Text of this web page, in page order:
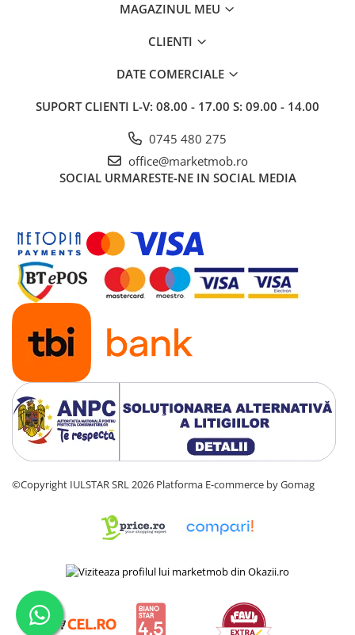
MAGAZINUL MEU
CLIENTI
DATE COMERCIALE
SUPORT CLIENTI L-V: 08.00 - 17.00 S: 09.00 - 14.00
0745 480 275
office@marketmob.ro
SOCIAL URMARESTE-NE IN SOCIAL MEDIA
©Copyright IULSTAR SRL 2026 Platforma E-commerce by Gomag